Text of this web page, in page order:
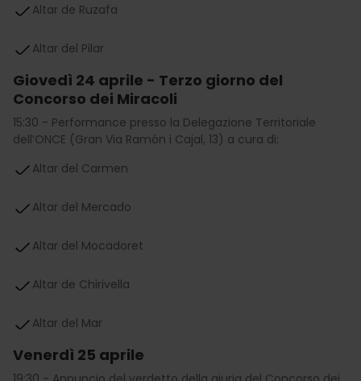
Altar de Ruzafa
Altar del Pilar
Giovedì 24 aprile - Terzo giorno del
Concorso dei Miracoli
15:30 - Performance presso la Delegazione Territoriale
dell’ONCE (Gran Via Ramón i Cajal, 13) a cura di:
Altar del Carmen
Altar del Mercado
Altar del Mocadoret
Altar de Chirivella
Altar del Mar
Venerdì 25 aprile